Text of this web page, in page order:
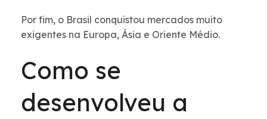
Por fim, o Brasil conquistou mercados muito
exigentes na Europa, Ásia e Oriente Médio.
Como se
desenvolveu a